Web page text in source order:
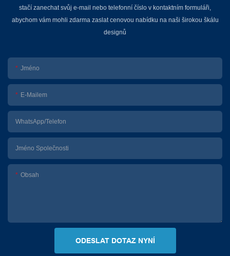
stačí zanechat svůj e-mail nebo telefonní číslo v kontaktním formuláři,
abychom vám mohli zdarma zaslat cenovou nabídku na naši širokou škálu
designů
Jméno
E-Mailem
WhatsApp/telefon
Jméno Společnosti
Obsah
ODESLAT DOTAZ NYNÍ